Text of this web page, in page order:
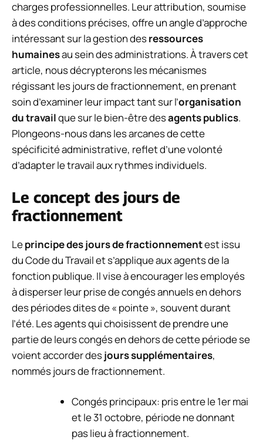
charges professionnelles. Leur attribution, soumise
à des conditions précises, offre un angle d’approche
intéressant sur la gestion desressources
humainesau sein des administrations. À travers cet
article, nous décrypterons les mécanismes
régissant les jours de fractionnement, en prenant
soin d’examiner leur impact tant sur l’organisation
du travailque sur le bien-être desagents publics.
Plongeons-nous dans les arcanes de cette
spécificité administrative, reflet d’une volonté
d’adapter le travail aux rythmes individuels.
Le concept des jours de
fractionnement
Leprincipe des jours de fractionnementest issu
du Code du Travail et s’applique aux agents de la
fonction publique. Il vise à encourager les employés
à disperser leur prise de congés annuels en dehors
des périodes dites de « pointe », souvent durant
l’été. Les agents qui choisissent de prendre une
partie de leurs congés en dehors de cette période se
voient accorder desjours supplémentaires,
nommés jours de fractionnement.
Congés principaux: pris entre le 1er mai
et le 31 octobre, période ne donnant
pas lieu à fractionnement.